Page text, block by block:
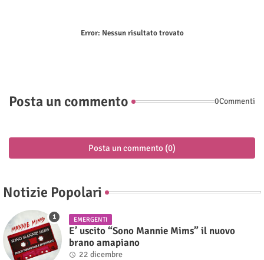
Error: Nessun risultato trovato
Posta un commento 0Commenti
Posta un commento (0)
Notizie Popolari
EMERGENTI
E’ uscito “Sono Mannie Mims” il nuovo
brano amapiano
22 dicembre